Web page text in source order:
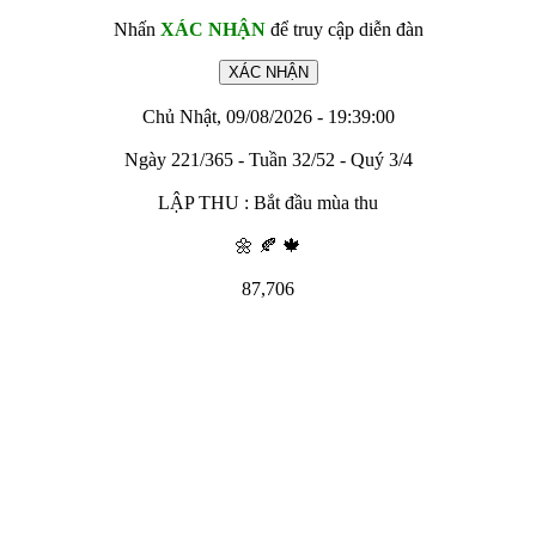
Nhấn XÁC NHẬNđể truy cập diễn đàn
Chủ Nhật, 09/08/2026 - 19:39:00
Ngày 221/365 - Tuần 32/52 - Quý 3/4
LẬP THU : Bắt đầu mùa thu
🌼 🍂 🍁
87,706